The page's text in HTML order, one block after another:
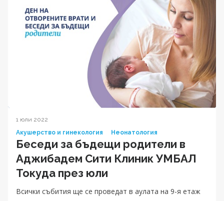
1 юли 2022
Акушерство и гинекология
Неонатология
Беседи за бъдещи родители в
Аджибадем Сити Клиник УМБАЛ
Токуда през юли
Всички събития ще се проведат в аулата на 9-я етаж